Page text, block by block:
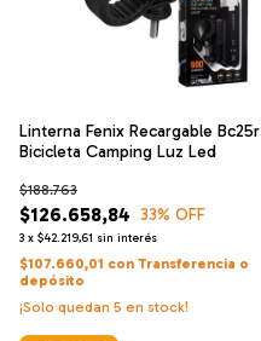
Linterna Fenix Recargable Bc25r
Bicicleta Camping Luz Led
$126.658,84
$188.763
33% OFF
3 x $42.219,61 sin interés
$107.660,01 con Transferencia o
depósito
¡Solo quedan 5 en stock!